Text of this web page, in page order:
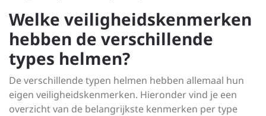
Welke veiligheidskenmerken
hebben de verschillende
types helmen?
De verschillende typen helmen hebben allemaal hun
eigen veiligheidskenmerken. Hieronder vind je een
overzicht van de belangrijkste kenmerken per type